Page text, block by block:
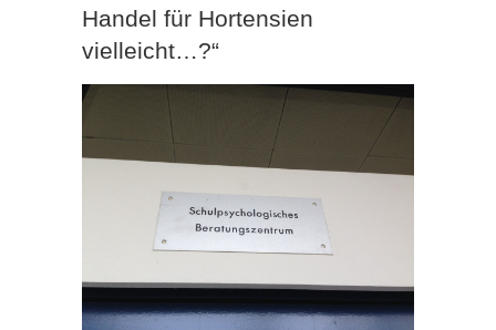
Handel für Hortensien
vielleicht…?“